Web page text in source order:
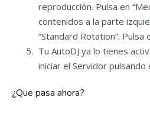
reproducción. Pulsa en
contenidos a la parte
“Standard Rotation”. Pulsa
Tu AutoDJ ya lo tienes
iniciar el Servidor pulsando
¿Que pasa ahora?